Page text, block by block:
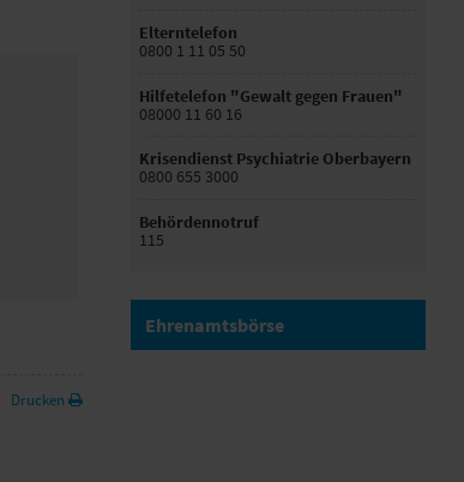
Drucken
Elterntelefon
0800 1 11 05 50
Hilfetelefon "Gewalt gegen Frauen"
08000 11 60 16
Krisendienst Psychiatrie Oberbayern
0800 655 3000
Behördennotruf
115
Ehrenamtsbörse